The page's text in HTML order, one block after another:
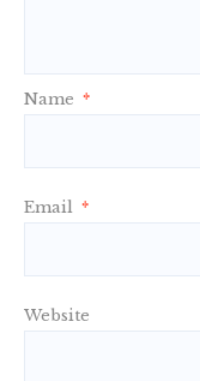
Name *
Email *
Website